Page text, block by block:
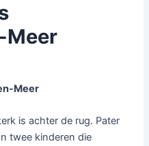
Meer
Meer
is achter de rug. Pater
twee kinderen die